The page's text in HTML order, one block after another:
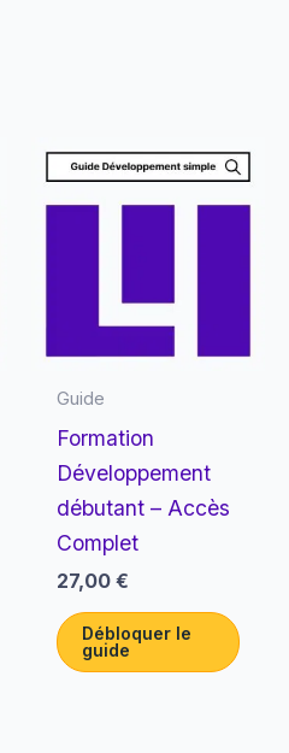
Guide
Formation
Développement
débutant – Accès
Complet
27,00€
Débloquer le
guide